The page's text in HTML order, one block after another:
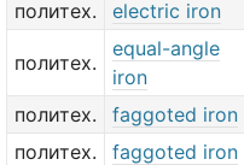
политех. electric iron
политех.
equal-angle
iron
политех.
faggoted iron
политех.
faggoted iron